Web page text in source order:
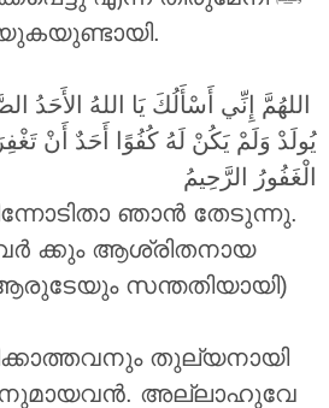
اللهُمَّ إِنِّي أَسْأَلُكَ يَا اللهُ الأَحَدُ
يُولَدْ وَلَمْ يَكُنْ لَهُ كُفُوًا أَحَدٌ أَنْ
الْغَفُورُ الرَّحِيمُ
ഞാൻ തേടുന്നു.
ക്കും ആശ്രിതനായ
സന്തതിയായി)
തുല്യനായി
അല്ലാഹുവേ